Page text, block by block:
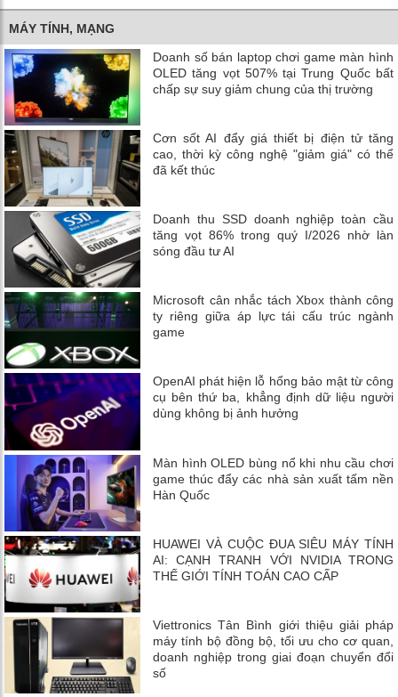
MÁY TÍNH, MẠNG
Doanh số bán laptop chơi game màn hình
OLED tăng vọt 507% tại Trung Quốc bất
chấp sự suy giảm chung của thị trường
Cơn sốt AI đẩy giá thiết bị điện tử tăng
cao, thời kỳ công nghệ "giảm giá" có thể
đã kết thúc
Doanh thu SSD doanh nghiệp toàn cầu
tăng vọt 86% trong quý I/2026 nhờ làn
sóng đầu tư AI
Microsoft cân nhắc tách Xbox thành công
ty riêng giữa áp lực tái cấu trúc ngành
game
OpenAI phát hiện lỗ hổng bảo mật từ công
cụ bên thứ ba, khẳng định dữ liệu người
dùng không bị ảnh hưởng
Màn hình OLED bùng nổ khi nhu cầu chơi
game thúc đẩy các nhà sản xuất tấm nền
Hàn Quốc
HUAWEI VÀ CUỘC ĐUA SIÊU MÁY TÍNH
AI: CẠNH TRANH VỚI NVIDIA TRONG
THẾ GIỚI TÍNH TOÁN CAO CẤP
Viettronics Tân Bình giới thiệu giải pháp
máy tính bộ đồng bộ, tối ưu cho cơ quan,
doanh nghiệp trong giai đoạn chuyển đổi
số